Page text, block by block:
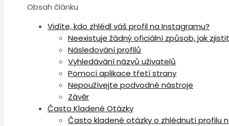
Obsah článku
Vidíte, kdo zhlédl váš profil na Instagramu?
Neexistuje žádný oficiální způsob, jak
Následování profilů
Vyhledávání názvů uživatelů
Pomocí aplikace třetí strany
Nepoužívejte podvodné nástroje
Závěr
Často Kladené Otázky
Často kladené otázky o zhlédnutí profilu